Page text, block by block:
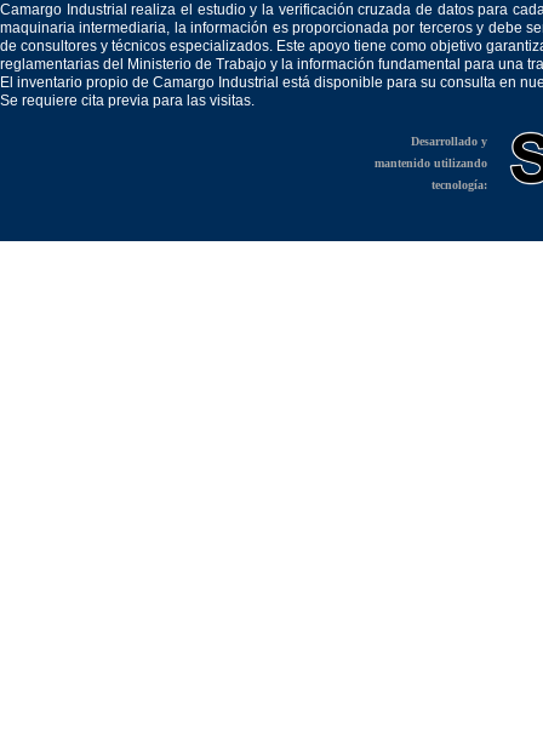
Camargo Industrial realiza el estudio y la verificación cruzada de datos para
maquinaria intermediaria, la información es proporcionada por terceros y debe
de consultores y técnicos especializados. Este apoyo tiene como objetivo
reglamentarias del Ministerio de Trabajo y la información fundamental para una
El inventario propio de Camargo Industrial está disponible para su consulta en
Se requiere cita previa para las visitas.
Desarrollado y
mantenido utilizando
tecnología: